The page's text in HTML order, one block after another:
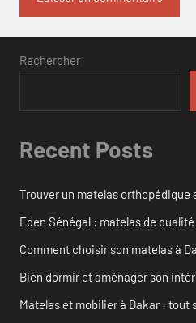
Rechercher
Recent Posts
Trouver un matelas orthopédique
Eden Sénégal : matelas de
Comment choisir son matelas à
Bien dormir et aménager son
Matelas et mobilier à Dakar : tout